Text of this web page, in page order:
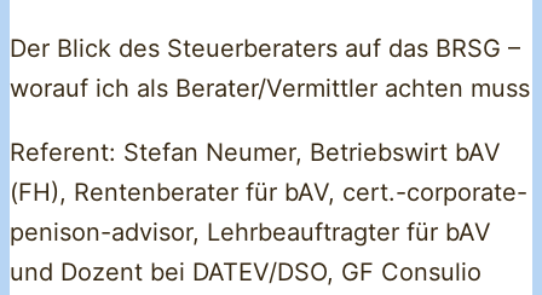
Der Blick des Steuerberaters auf das BRSG –
worauf ich als Berater/Vermittler achten muss
Referent: Stefan Neumer, Betriebswirt bAV
(FH), Rentenberater für bAV, cert.-corporate-
penison-advisor, Lehrbeauftragter für bAV
und Dozent bei DATEV/DSO, GF Consulio